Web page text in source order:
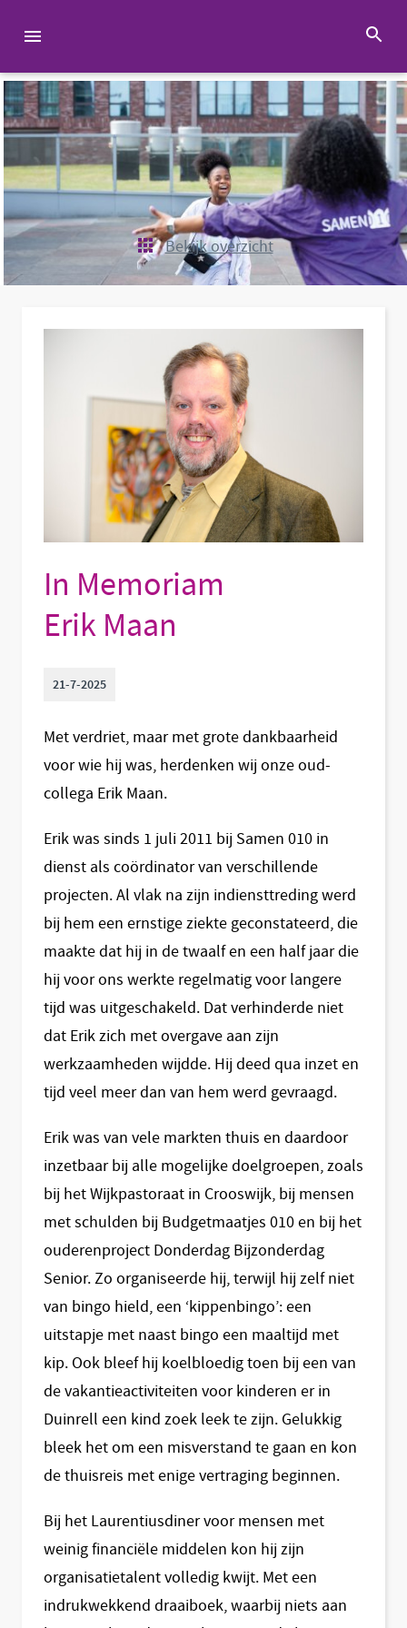
Bekijk overzicht
In Memoriam
Erik Maan
21-7-2025
Met verdriet, maar met grote dankbaarheid
voor wie hij was, herdenken wij onze oud-
collega Erik Maan.
Erik was sinds 1 juli 2011 bij Samen 010 in
dienst als coördinator van verschillende
projecten. Al vlak na zijn indiensttreding werd
bij hem een ernstige ziekte geconstateerd, die
maakte dat hij in de twaalf en een half jaar die
hij voor ons werkte regelmatig voor langere
tijd was uitgeschakeld. Dat verhinderde niet
dat Erik zich met overgave aan zijn
werkzaamheden wijdde. Hij deed qua inzet en
tijd veel meer dan van hem werd gevraagd.
Erik was van vele markten thuis en daardoor
inzetbaar bij alle mogelijke doelgroepen, zoals
bij het Wijkpastoraat in Crooswijk, bij mensen
met schulden bij Budgetmaatjes 010 en bij het
ouderenproject Donderdag Bijzonderdag
Senior. Zo organiseerde hij, terwijl hij zelf niet
van bingo hield, een ‘kippenbingo’: een
uitstapje met naast bingo een maaltijd met
kip. Ook bleef hij koelbloedig toen bij een van
de vakantieactiviteiten voor kinderen er in
Duinrell een kind zoek leek te zijn. Gelukkig
bleek het om een misverstand te gaan en kon
de thuisreis met enige vertraging beginnen.
Bij het Laurentiusdiner voor mensen met
weinig financiële middelen kon hij zijn
organisatietalent volledig kwijt. Met een
indrukwekkend draaiboek, waarbij niets aan